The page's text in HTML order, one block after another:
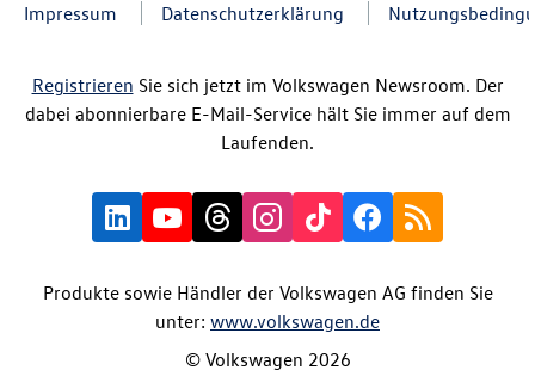
Impressum Datenschutzerklärung
Registrieren Sie sich jetzt im Volkswagen Newsroom. Der
dabei abonnierbare E-Mail-Service hält Sie immer auf dem
Laufenden.
Produkte sowie Händler der Volkswagen AG finden Sie
unter: www.volkswagen.de
© Volkswagen 2026